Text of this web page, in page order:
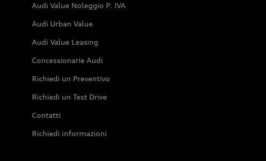
Audi Value Noleggio P. IVA
Audi Urban Value
Audi Value Leasing
Concessionarie Audi
Richiedi un Preventivo
Richiedi un Test Drive
Contatti
Richiedi informazioni